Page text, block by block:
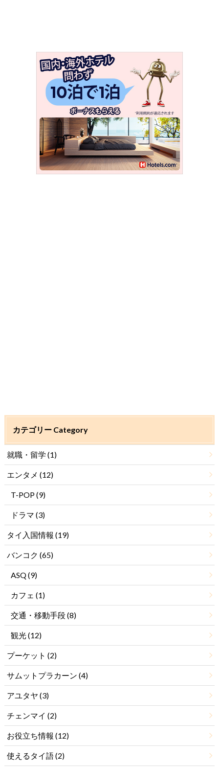
カテゴリー Category
就職・留学 (1)
エンタメ (12)
T-POP(9)
ドラマ (3)
タイ入国情報 (19)
バンコク (65)
ASQ(9)
カフェ (1)
交通・移動手段(8)
観光(12)
プーケット (2)
サムットプラカーン (4)
アユタヤ (3)
チェンマイ (2)
お役立ち情報 (12)
使えるタイ語(2)